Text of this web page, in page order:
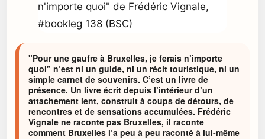
"Pour une gaufre à Bruxelles, je ferais n’importe
quoi" n’est ni un guide, ni un récit touristique, ni un
simple carnet de souvenirs. C’est un livre de
présence. Un livre écrit depuis l’intérieur d’un
attachement lent, construit à coups de détours, de
rencontres et de sensations accumulées. Frédéric
Vignale ne raconte pas Bruxelles, il raconte
comment Bruxelles l’a peu à peu raconté à lui-même